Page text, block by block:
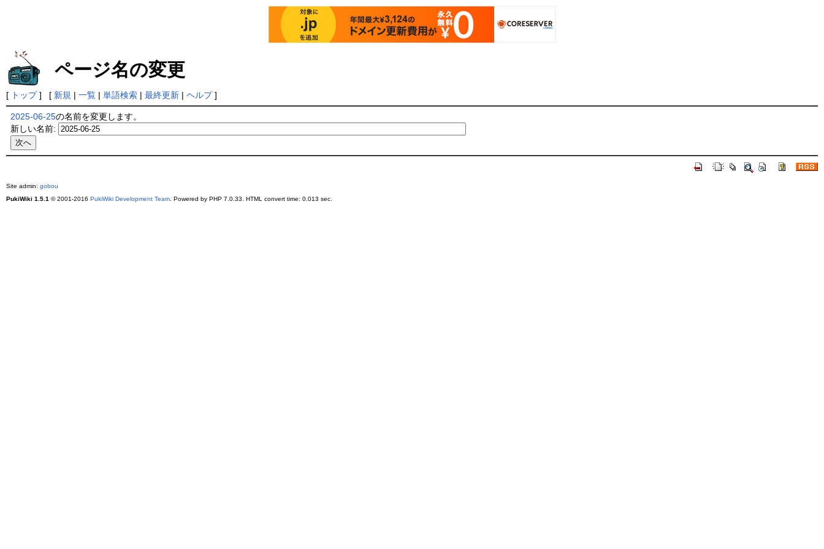
ページ名の変更
[ トップ] [ 新規 | 一覧 | 単語検索 | 最終更新 | ヘルプ]
2025-06-25の名前を変更します。
新しい名前:
Site admin: gobou
PukiWiki 1.5.1 © 2001-2016 PukiWiki Development Team . Powered by PHP 7.0.33. HTML convert time: 0.013 sec.